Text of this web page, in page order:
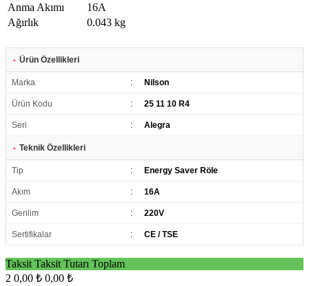
Anma Akımı
16A
Ağırlık
0.043 kg
- Ürün Özellikleri
Marka : Nilson
Ürün Kodu : 25 11 10 R4
Seri : Alegra
- Teknik Özellikleri
Tip : Energy Saver Röle
Akım : 16A
Gerilim : 220V
Sertifikalar : CE / TSE
Taksit Taksit Tutarı Toplam
2 0,00 ₺ 0,00 ₺